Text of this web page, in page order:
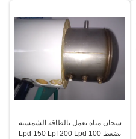
سخان مياه يعمل بالطاقة الشمسية
بضغط 100 Lpd 150 Lpf 200 Lpd